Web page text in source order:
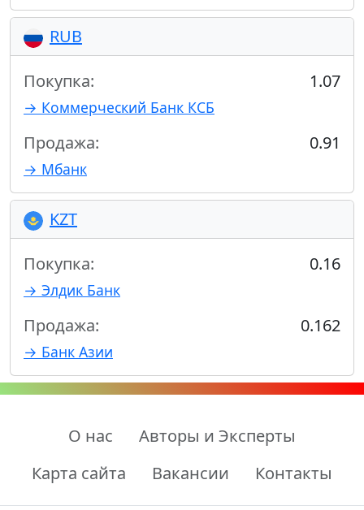
RUB
Покупка: 1.07
→ Коммерческий Банк КСБ
Продажа: 0.91
→ Мбанк
KZT
Покупка: 0.16
→ Элдик Банк
Продажа: 0.162
→ Банк Азии
О нас
Авторы и Эксперты
Карта сайта
Вакансии Контакты